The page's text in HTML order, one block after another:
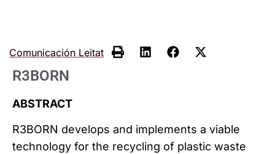
Comunicación Leitat
R3BORN
ABSTRACT
R3BORN develops and implements a viable
technology for the recycling of plastic waste